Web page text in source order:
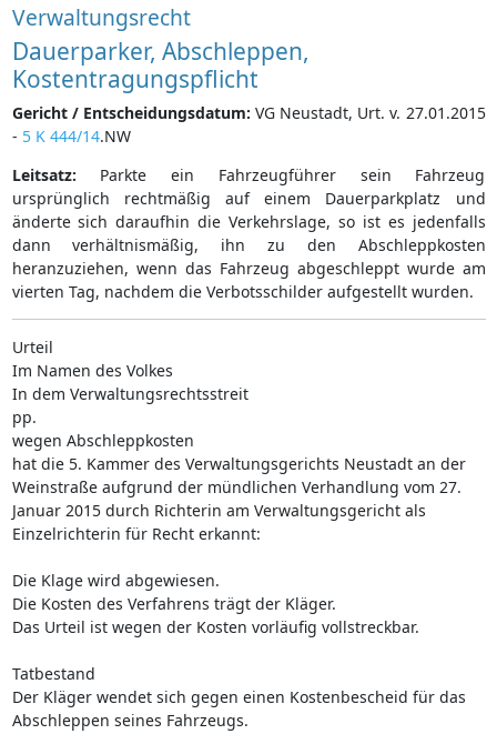
Verwaltungsrecht
Dauerparker, Abschleppen,
Kostentragungspflicht
Gericht / Entscheidungsdatum: VG Neustadt, Urt. v. 27.01.2015
- 5 K 444/14.NW
Leitsatz: Parkte ein Fahrzeugführer sein Fahrzeug
ursprünglich rechtmäßig auf einem Dauerparkplatz und
änderte sich daraufhin die Verkehrslage, so ist es jedenfalls
dann verhältnismäßig, ihn zu den Abschleppkosten
heranzuziehen, wenn das Fahrzeug abgeschleppt wurde am
vierten Tag, nachdem die Verbotsschilder aufgestellt wurden.
Urteil
Im Namen des Volkes
In dem Verwaltungsrechtsstreit
pp.
wegen Abschleppkosten
hat die 5. Kammer des Verwaltungsgerichts Neustadt an der
Weinstraße aufgrund der mündlichen Verhandlung vom 27.
Januar 2015 durch Richterin am Verwaltungsgericht als
Einzelrichterin für Recht erkannt:
Die Klage wird abgewiesen.
Die Kosten des Verfahrens trägt der Kläger.
Das Urteil ist wegen der Kosten vorläufig vollstreckbar.
Tatbestand
Der Kläger wendet sich gegen einen Kostenbescheid für das
Abschleppen seines Fahrzeugs.